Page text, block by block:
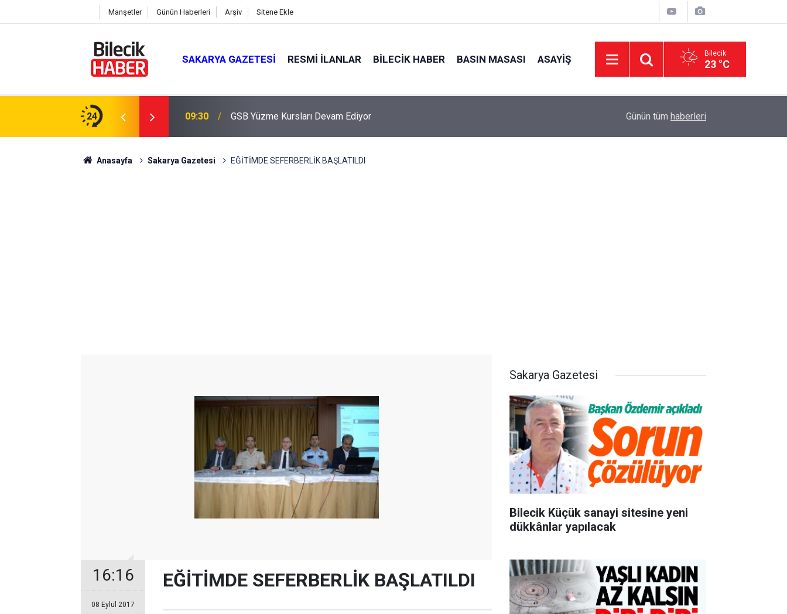
Manşetler Günün Haberleri Arşiv Sitene Ekle
SAKARYA GAZETESI RESMI İLANLAR BILECIK HABER BASIN MASASI ASAYIŞ Bilecik
23 °C
24
Sünnet Şöleni 09:30 GSB Yüzme Kursları Devam Ediyor Günün tüm haberleri
Anasayfa Sakarya Gazetesi EĞİTİMDE SEFERBERLİK BAŞLATILDI
16:16
08 Eylül 2017
EĞİTİMDE SEFERBERLİK BAŞLATILDI
Sakarya Gazetesi
Bilecik Küçük sanayi sitesine yeni
dükkânlar yapılacak